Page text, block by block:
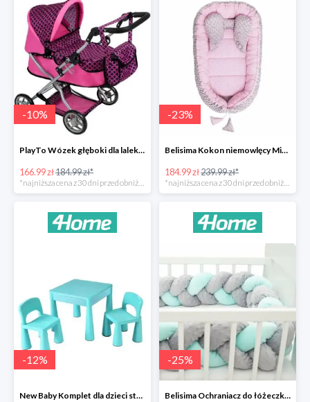
-10%
PlayTo Wózek głęboki dla lalek Viola -10%
166.99 zł184.99 zł*
-23%
Belisima Kokon niemowlęcy Minky Sweet Baby -23%
184.99 zł239.99 zł*
-12%
New Baby Komplet dla dzieci stolik i krzesełka -12%
-25%
Belisima Ochraniacz do łóżeczka Warkocz -25%